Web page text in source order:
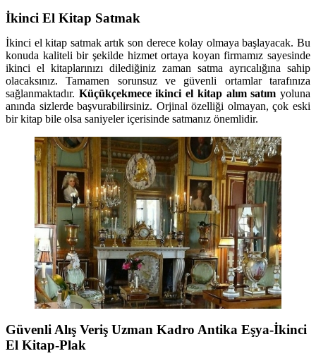
İkinci El Kitap Satmak
İkinci el kitap satmak artık son derece kolay olmaya başlayacak. Bu
konuda kaliteli bir şekilde hizmet ortaya koyan firmamız sayesinde
ikinci el kitaplarınızı dilediğiniz zaman satma ayrıcalığına sahip
olacaksınız. Tamamen sorunsuz ve güvenli ortamlar tarafınıza
sağlanmaktadır. Küçükçekmece ikinci el kitap alım satımyoluna
anında sizlerde başvurabilirsiniz. Orjinal özelliği olmayan, çok eski
bir kitap bile olsa saniyeler içerisinde satmanız önemlidir.
Güvenli Alış Veriş Uzman Kadro Antika Eşya-İkinci
El Kitap-Plak